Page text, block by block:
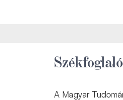
A Magyar